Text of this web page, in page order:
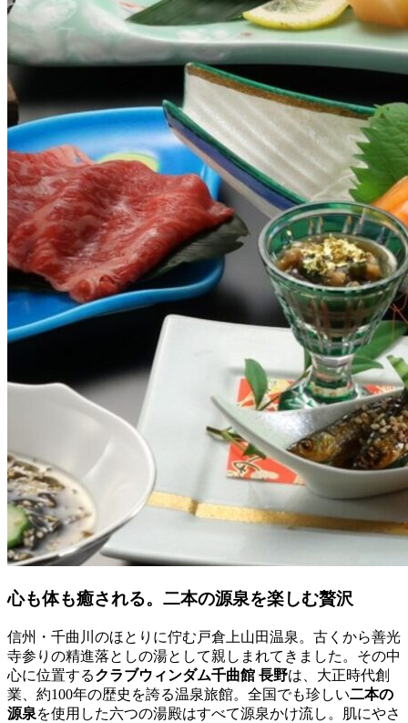
心も体も癒される。二本の源泉を楽しむ贅沢
信州・千曲川のほとりに佇む戸倉上山田温泉。古くから善光
寺参りの精進落としの湯として親しまれてきました。その中
心に位置するクラブウィンダム千曲館 長野は、大正時代創
業、約100年の歴史を誇る温泉旅館。全国でも珍しい二本の
源泉を使用した六つの湯殿はすべて源泉かけ流し。肌にやさ